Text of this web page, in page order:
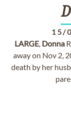
15/
LARGE, Donna
away on Nov 2,
death by her